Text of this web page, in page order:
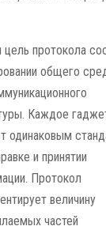
цель протокола
общего
Каждое
одинаковым
и принятии
Протокол
величину
частей